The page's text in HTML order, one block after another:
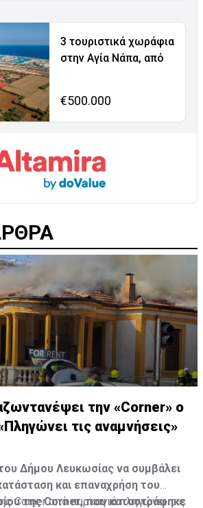
3 τουριστικά χωράφια
στην Αγία Νάπα, από
€500.000
την «Corner» o
τις αναμνήσεις»
Δήμου Λευκωσίας να συμβάλει
και επαναχρήση του
της Corner, που καταστράφηκε
Corner από πυρκαγιά πληγώνει τις